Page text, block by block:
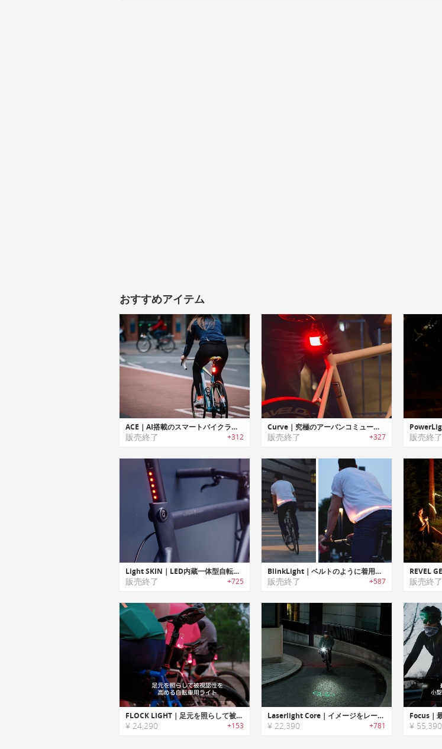
おすすめアイテム
ACE｜AI搭載のスマートバイクライト「エース」
販売終了 +312
Curve｜究極のアーバンコミューター向けリアライト「カーブ」
販売終了 +327 販売終了
Light SKIN｜LED内蔵一体型自転車用シートポスト「ライトスキン」
販売終了 +725
BlinkLight｜ベルトのように着用可能な自転車用LEDストリップライト「ブリンクライト」
販売終了 +587 販売終了
FLOCK LIGHT｜足元を照らして被視認性を高める自転車用ライト「フロックライト」
¥ 24,290 +153
Laserlight Core｜イメージをレーザープロジェクションする安全性の高いバイクライト「レーザーライトコア」
¥ 22,390 +781 ¥ 55,390